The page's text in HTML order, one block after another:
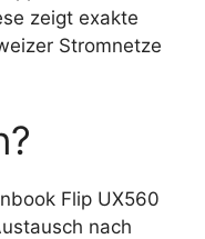
zeigt exakte
Stromnetze
Flip UX560
nach